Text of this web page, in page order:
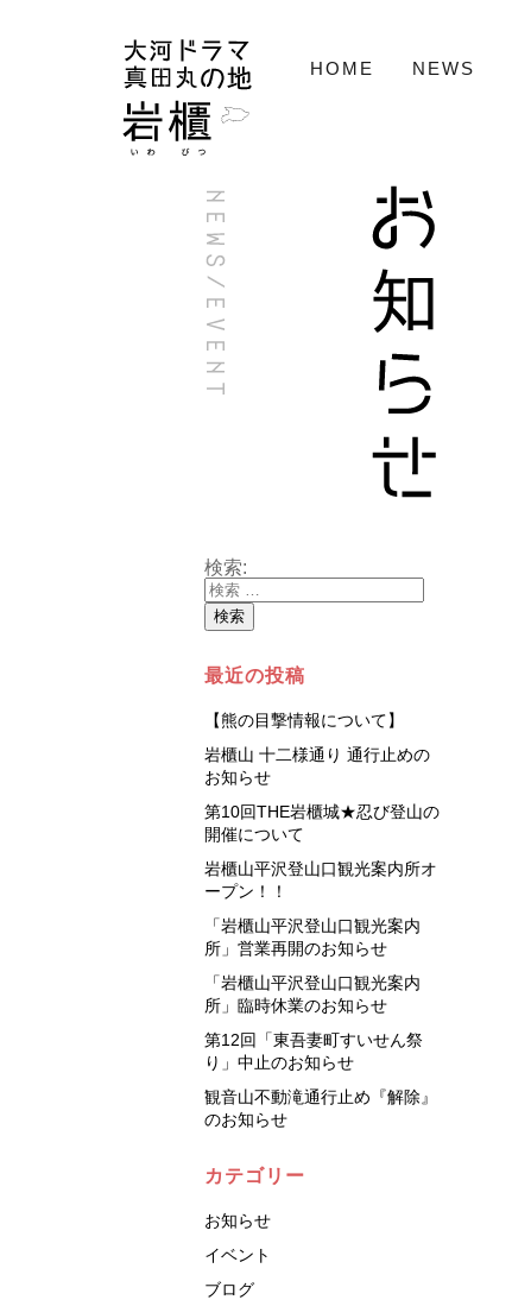
HOME
NEWS
検索:
最近の投稿
【熊の目撃情報について】
岩櫃山 十二様通り 通行止めの
お知らせ
第10回THE岩櫃城★忍び登山の
開催について
岩櫃山平沢登山口観光案内所オ
ープン！！
「岩櫃山平沢登山口観光案内
所」営業再開のお知らせ
「岩櫃山平沢登山口観光案内
所」臨時休業のお知らせ
第12回「東吾妻町すいせん祭
り」中止のお知らせ
観音山不動滝通行止め『解除』
のお知らせ
カテゴリー
お知らせ
イベント
ブログ